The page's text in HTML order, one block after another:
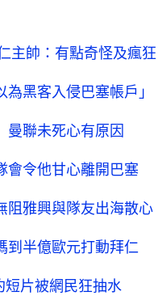
主帥：有點奇怪及瘋狂
黑客入侵巴塞帳戶」
聯未死心有原因
令他甘心離開巴塞
雅興與隊友出海散心
半億歐元打動拜仁
片被網民狂抽水